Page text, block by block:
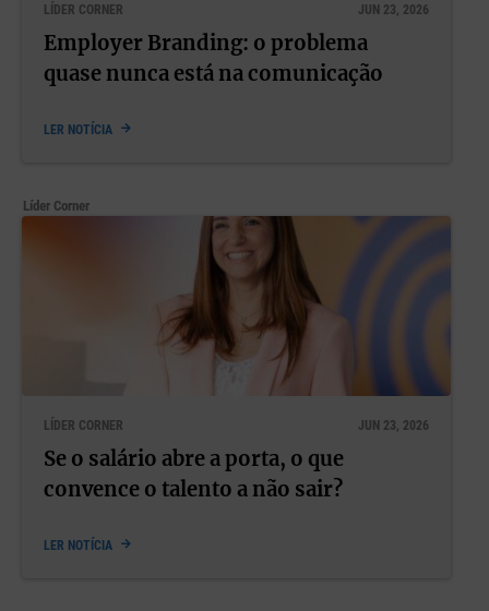
LÍDER CORNER JUN 23, 2026
Employer Branding: o problema
quase nunca está na comunicação
LER NOTÍCIA
Líder Corner
LÍDER CORNER JUN 23, 2026
Se o salário abre a porta, o que
convence o talento a não sair?
LER NOTÍCIA